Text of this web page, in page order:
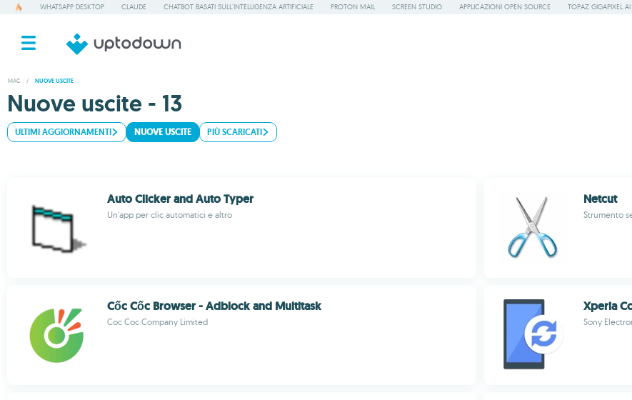
WHATSAPP DESKTOP CLAUDE CHATBOT BASATI SULL'INTELLIGENZA ARTIFICIALE PROTON MAIL SCREEN STUDIO APPLICAZIONI OPEN SOURCE TOPAZ GIGAPIXEL AI
MAC / NUOVE USCITE
Nuove uscite - 13
ULTIMI AGGIORNAMENTI NUOVE USCITE PIÙ SCARICATI
Auto Clicker and Auto Typer
Un'app per clic automatici e altro
Netcut
Strumento
Cốc Cốc Browser - Adblock and Multitask
Coc Coc Company Limited
Xperia
Sony